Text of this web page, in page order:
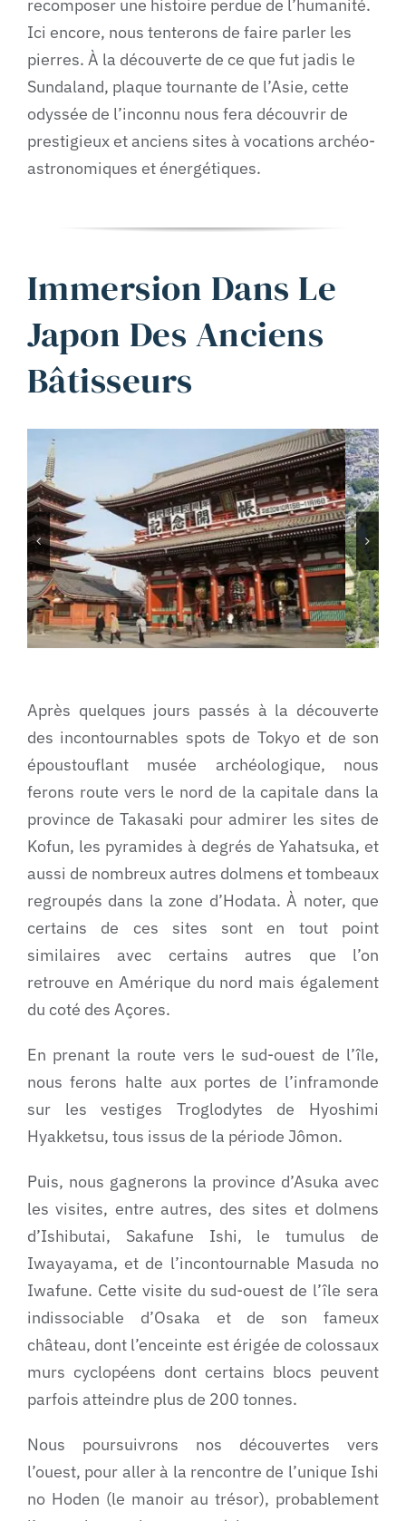
recomposer une histoire perdue de l’humanité.
Ici encore, nous tenterons de faire parler les
pierres. À la découverte de ce que fut jadis le
Sundaland, plaque tournante de l’Asie, cette
odyssée de l’inconnu nous fera découvrir de
prestigieux et anciens sites à vocations archéo-
astronomiques et énergétiques.
Immersion Dans Le
Japon Des Anciens
Bâtisseurs
Après quelques jours passés à la découverte
des incontournables spots de Tokyo et de son
époustouflant musée archéologique, nous
ferons route vers le nord de la capitale dans la
province de Takasaki pour admirer les sites de
Kofun, les pyramides à degrés de Yahatsuka, et
aussi de nombreux autres dolmens et tombeaux
regroupés dans la zone d’Hodata. À noter, que
certains de ces sites sont en tout point
similaires avec certains autres que l’on
retrouve en Amérique du nord mais également
du coté des Açores.
En prenant la route vers le sud-ouest de l’île,
nous ferons halte aux portes de l’inframonde
sur les vestiges Troglodytes de Hyoshimi
Hyakketsu, tous issus de la période Jômon.
Puis, nous gagnerons la province d’Asuka avec
les visites, entre autres, des sites et dolmens
d’Ishibutai, Sakafune Ishi, le tumulus de
Iwayayama, et de l’incontournable Masuda no
Iwafune. Cette visite du sud-ouest de l’île sera
indissociable d’Osaka et de son fameux
château, dont l’enceinte est érigée de colossaux
murs cyclopéens dont certains blocs peuvent
parfois atteindre plus de 200 tonnes.
Nous poursuivrons nos découvertes vers
l’ouest, pour aller à la rencontre de l’unique Ishi
no Hoden (le manoir au trésor), probablement